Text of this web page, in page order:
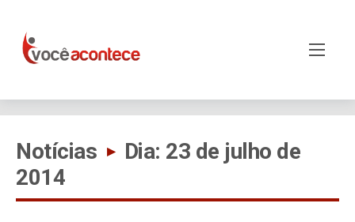
Notícias ▸
Dia: 23 de julho de
2014